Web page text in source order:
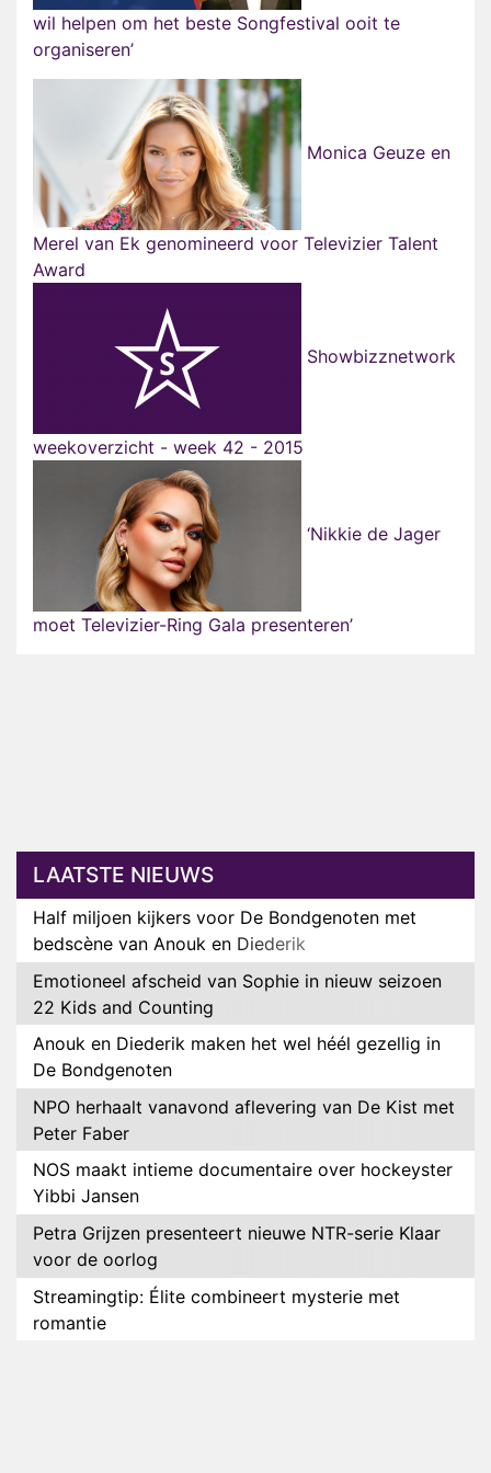
wil helpen om het beste Songfestival ooit te
organiseren’
Monica Geuze en
Merel van Ek genomineerd voor Televizier Talent
Award
Showbizznetwork
weekoverzicht - week 42 - 2015
‘Nikkie de Jager
moet Televizier-Ring Gala presenteren’
LAATSTE NIEUWS
Half miljoen kijkers voor De Bondgenoten met
bedscène van Anouk en Diederik
Emotioneel afscheid van Sophie in nieuw seizoen
22 Kids and Counting
Anouk en Diederik maken het wel héél gezellig in
De Bondgenoten
NPO herhaalt vanavond aflevering van De Kist met
Peter Faber
NOS maakt intieme documentaire over hockeyster
Yibbi Jansen
Petra Grijzen presenteert nieuwe NTR-serie Klaar
voor de oorlog
Streamingtip: Élite combineert mysterie met
romantie